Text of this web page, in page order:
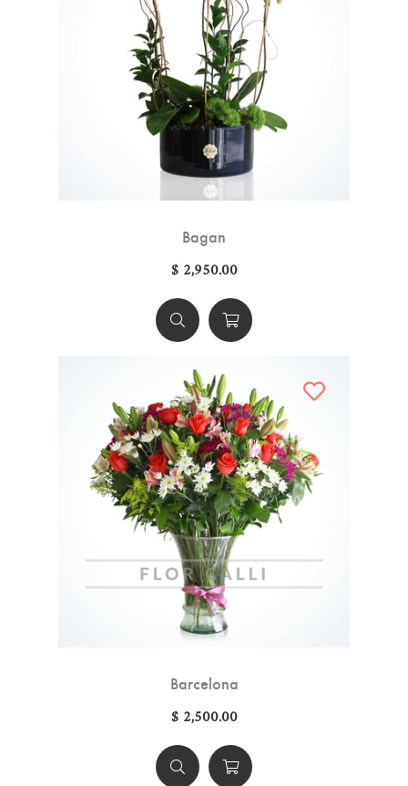
Bagan
$ 2,950.00
Barcelona
$ 2,500.00